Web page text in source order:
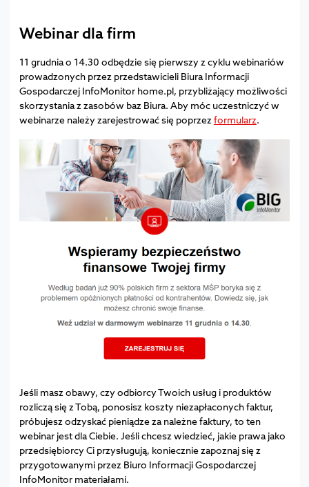
Webinar dla firm
11 grudnia o 14.30 odbędzie się pierwszy z cyklu webinariów
prowadzonych przez przedstawicieli Biura Informacji
Gospodarczej InfoMonitor home.pl, przybliżający możliwości
skorzystania z zasobów baz Biura. Aby móc uczestniczyć w
webinarze należy zarejestrować się poprzez formularz.
Jeśli masz obawy, czy odbiorcy Twoich usług i produktów
rozliczą się z Tobą, ponosisz koszty niezapłaconych faktur,
próbujesz odzyskać pieniądze za należne faktury, to ten
webinar jest dla Ciebie. Jeśli chcesz wiedzieć, jakie prawa jako
przedsiębiorcy Ci przysługują, koniecznie zapoznaj się z
przygotowanymi przez Biuro Informacji Gospodarczej
InfoMonitor materiałami.